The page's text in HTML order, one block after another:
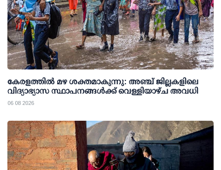
കേരളത്തില്‍ മഴ ശക്തമാകുന്നു: അഞ്ച് ജില്ലകളിലെ
വിദ്യാഭ്യാസ സ്ഥാപനങ്ങള്‍ക്ക് വെള്ളിയാഴ്ച അവധി
06 08 2026